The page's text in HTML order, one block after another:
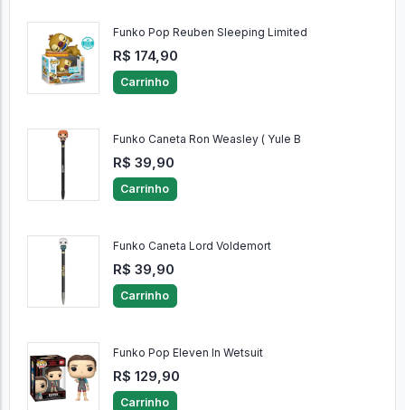
Funko Pop Reuben Sleeping Limited
R$ 174,90
Carrinho
Funko Caneta Ron Weasley ( Yule B
R$ 39,90
Carrinho
Funko Caneta Lord Voldemort
R$ 39,90
Carrinho
Funko Pop Eleven In Wetsuit
R$ 129,90
Carrinho